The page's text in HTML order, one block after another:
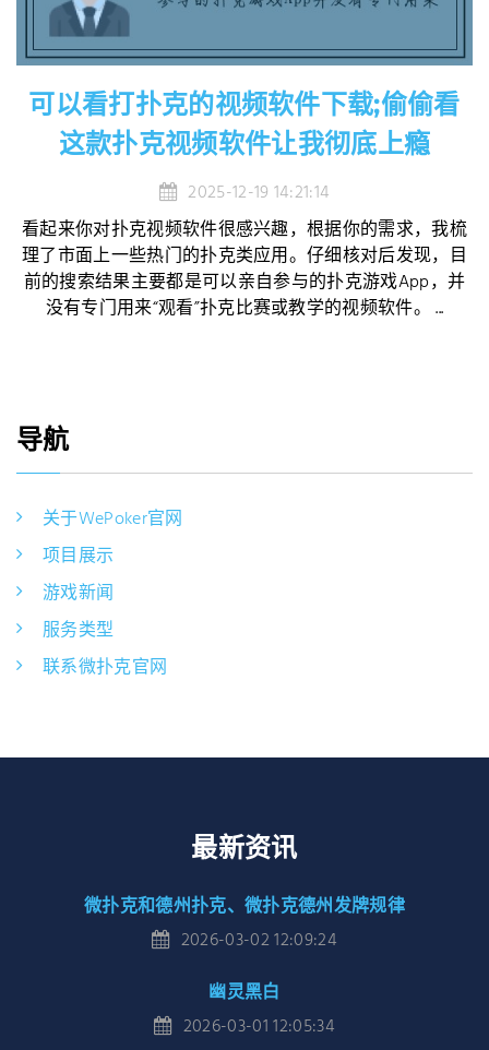
可以看打扑克的视频软件下载;偷偷看
这款扑克视频软件让我彻底上瘾
2025-12-19 14:21:14
看起来你对扑克视频软件很感兴趣，根据你的需求，我梳
理了市面上一些热门的扑克类应用。仔细核对后发现，目
前的搜索结果主要都是可以亲自参与的扑克游戏App，并
没有专门用来“观看”扑克比赛或教学的视频软件。 ...
导航
关于WePoker官网
项目展示
游戏新闻
服务类型
联系微扑克官网
最新资讯
微扑克和德州扑克、微扑克德州发牌规律
2026-03-02 12:09:24
幽灵黑白
2026-03-01 12:05:34